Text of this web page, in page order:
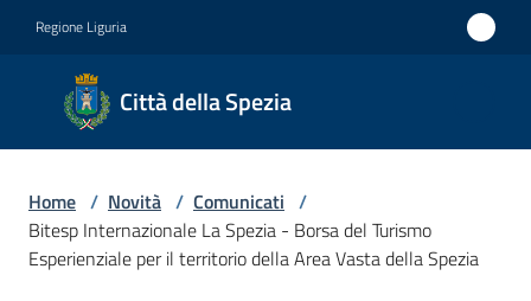
Regione Liguria
Città della Spezia
Città
della
Medaglia
d'oro al
Home / Novità / Comunicati /
Bitesp Internazionale La Spezia - Borsa del Turismo
Esperienziale per il territorio della Area Vasta della Spezia